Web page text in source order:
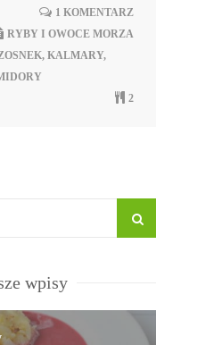
1 KOMENTARZ
RYBY I OWOCE MORZA
, KALMARY,
2
wpisy